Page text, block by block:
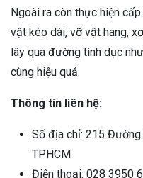
Ngoài ra còn thực hiện
vật kéo dài, vỡ vật hang,
lây qua đường tình dục
cùng hiệu quả.
Thông tin liên hệ:
Số địa chỉ: 215 Đường
TPHCM
Điện thoại: 028 3950